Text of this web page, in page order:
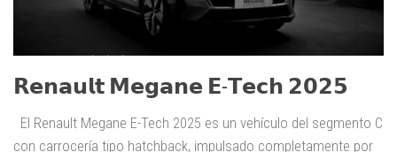
𝗥𝗲𝗻𝗮𝘂𝗹𝘁 𝗠𝗲𝗴𝗮𝗻𝗲 𝗘-𝗧𝗲𝗰𝗵 𝟮𝟬𝟮𝟱
El Renault Megane E-Tech 2025 es un vehículo del segmento C
con carrocería tipo hatchback, impulsado completamente por